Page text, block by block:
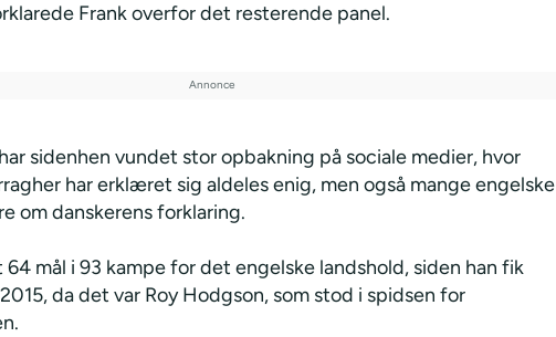
Frank overfor det resterende panel.
sidenhen vundet stor opbakning på sociale medier, hvor
har erklæret sig aldeles enig, men også mange engelske
om danskerens forklaring.
64 mål i 93 kampe for det engelske landshold, siden han fik
da det var Roy Hodgson, som stod i spidsen for